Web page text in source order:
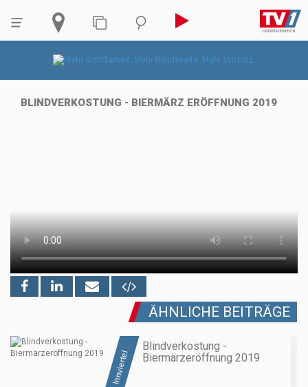
BLINDVERKOSTUNG - BIERMÄRZ ERÖFFNUNG 2019
ÄHNLICHE BEITRÄGE
Innviertel
Blindverkostung -
Biermärzeröffnung 2019